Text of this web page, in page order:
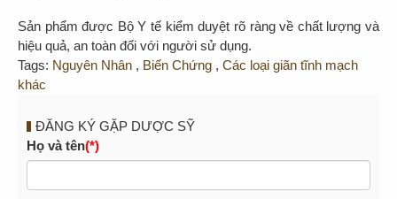
Sản phẩm được Bộ Y tế kiểm duyệt rõ ràng về chất lượng và
hiệu quả, an toàn đối với người sử dụng.
Tags: Nguyên Nhân , Biến Chứng , Các loại giãn tĩnh mạch
khác
ĐĂNG KÝ GẶP DƯỢC SỸ
Họ và tên(*)